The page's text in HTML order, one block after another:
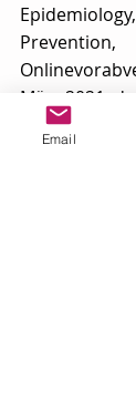
Prevention,
März 2021,
9965.EPI-20-
Rauchen
Email